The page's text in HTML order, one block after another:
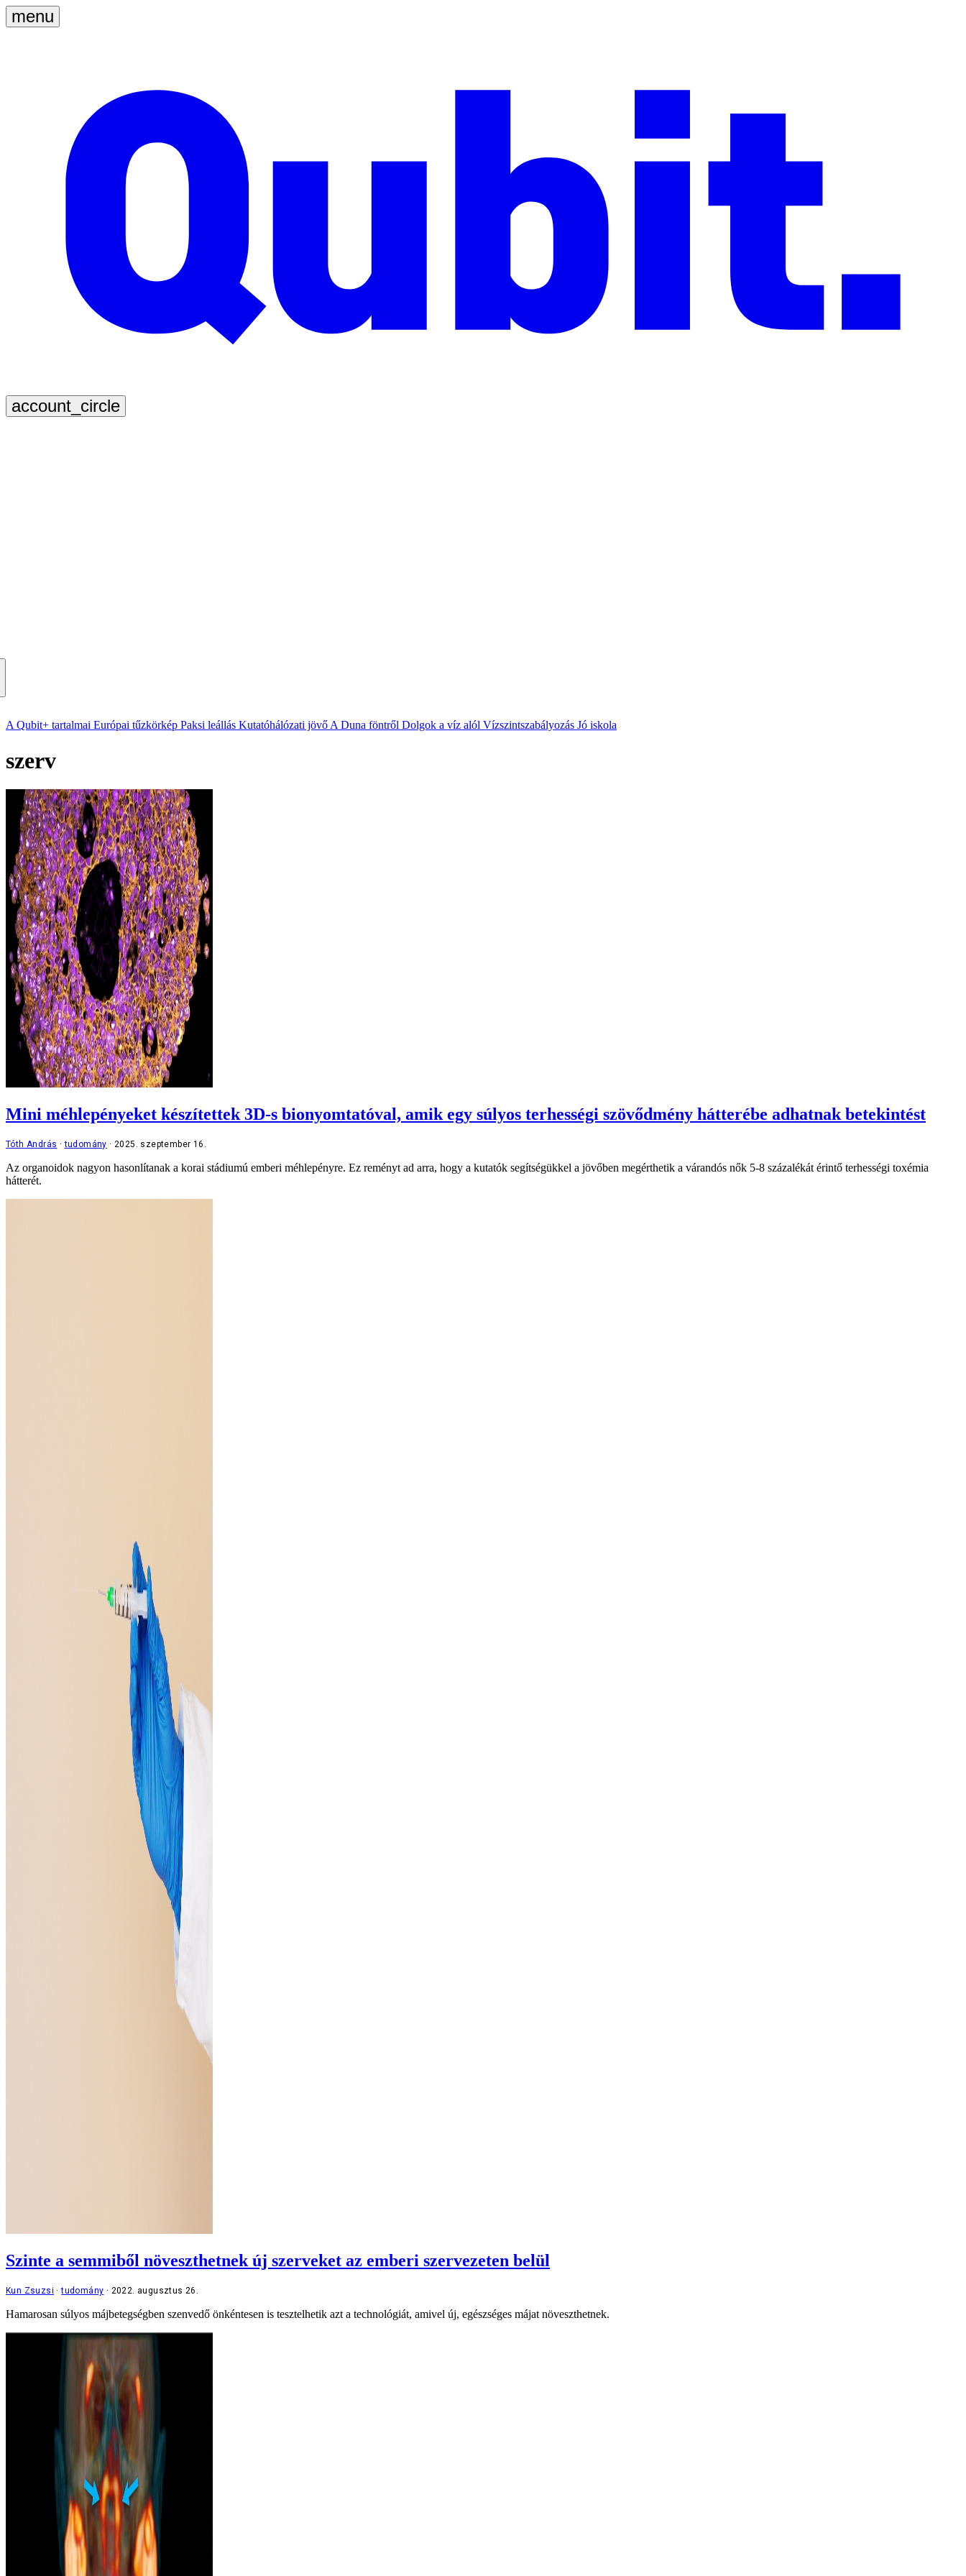
A Qubit+ tartalmai Európai tűzkörkép Paksi leállás Kutatóhálózati jövő A Duna föntről Dolgok a víz alól Vízszintszabályozás Jó iskola
szerv
Mini méhlepényeket készítettek 3D-s bionyomtatóval, amik egy súlyos terhességi szövődmény hátterébe adhatnak betekintést
Tóth András tudomány 2025. szeptember 16.
Az organoidok nagyon hasonlítanak a korai stádiumú emberi méhlepényre. Ez reményt ad arra, hogy a kutatók segítségükkel a jövőben megérthetik a várandós nők 5-8 százalékát érintő terhességi toxémia
hátterét.
Szinte a semmiből növeszthetnek új szerveket az emberi szervezeten belül
Kun Zsuzsi tudomány 2022. augusztus 26.
Hamarosan súlyos májbetegségben szenvedő önkéntesen is tesztelhetik azt a technológiát, amivel új, egészséges májat növeszthetnek.